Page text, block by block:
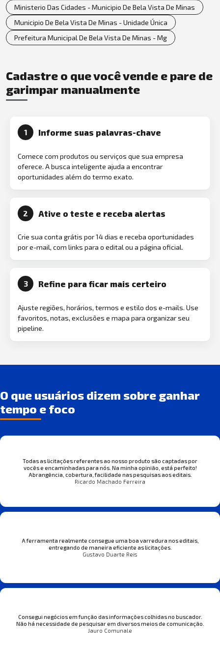
Ministerio Das Cidades - Municipio De Bela Vista De Minas
Municipio De Bela Vista De Minas - Unidade Única
Prefeitura Municipal De Bela Vista De Minas - Mg
Cadastre o que você vende e pare de
garimpar manualmente
1 Informe suas palavras-chave
Comece com produtos ou serviços que sua empresa
oferece. A busca inteligente ajuda a encontrar
oportunidades além do termo exato.
2 Ative o teste e receba alertas
Crie sua conta grátis por 14 dias e receba oportunidades
por e-mail, com links para o edital ou a página oficial.
3 Refine para ficar mais certeiro
Ajuste regiões, horários, termos e estilo dos e-mails. Use
favoritos, notas, exclusões e mapa para organizar seu
pipeline.
O que usuários dizem sobre ganhar
tempo e foco
Todas as licitações referentes ao nosso produto são captadas por
vocês e encaminhadas para nós. Na minha opinião, está perfeito!
Abrangência, cobertura, facilidade nas pesquisas aos editais.
Ricardo Machado Ferreira
A ferramenta realmente consegue uma boa varredura nos editais,
entregando de maneira eficiente as licitações.
Gustavo Duarte Reis
Consegui negócios em função das informações colhidas no buscador.
Não há necessidade de pesquisar em diversos meios de comunicação.
Jauro Comunale